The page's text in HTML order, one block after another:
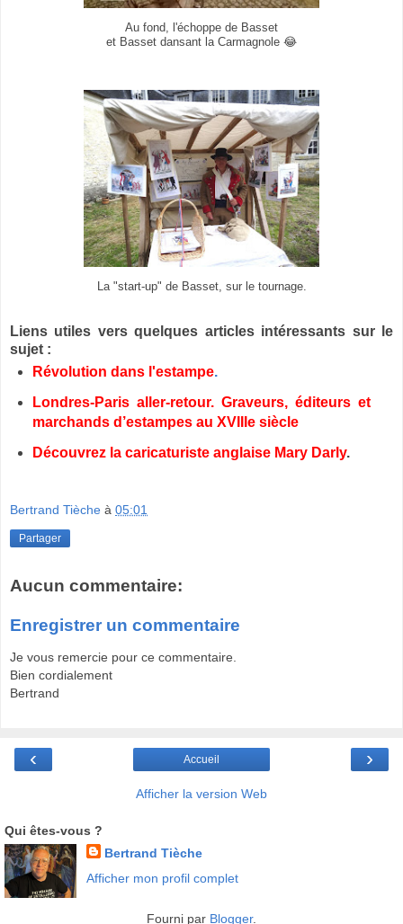
Au fond, l'échoppe de Basset
et Basset dansant la Carmagnole 😂
La "start-up" de Basset, sur le tournage.
Liens utiles vers quelques articles intéressants sur le
sujet :
Révolution dans l'estampe.
Londres-Paris aller-retour. Graveurs, éditeurs et
marchands d’estampes au XVIIIe siècle
Découvrez la caricaturiste anglaise Mary Darly.
Bertrand Tièche à 05:01
Partager
Aucun commentaire:
Enregistrer un commentaire
Je vous remercie pour ce commentaire.
Bien cordialement
Bertrand
‹ ›
Accueil
Afficher la version Web
Qui êtes-vous ?
Bertrand Tièche
Afficher mon profil complet
Fourni par Blogger.